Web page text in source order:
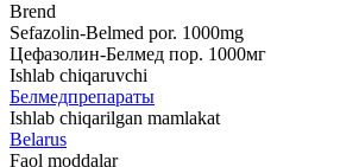
Brend
Sefazolin-Belmed por. 1000mg
Цефазолин-Белмед пор. 1000мг
Ishlab chiqaruvchi
Белмедпрепараты
Ishlab chiqarilgan mamlakat
Belarus
Faol moddalar